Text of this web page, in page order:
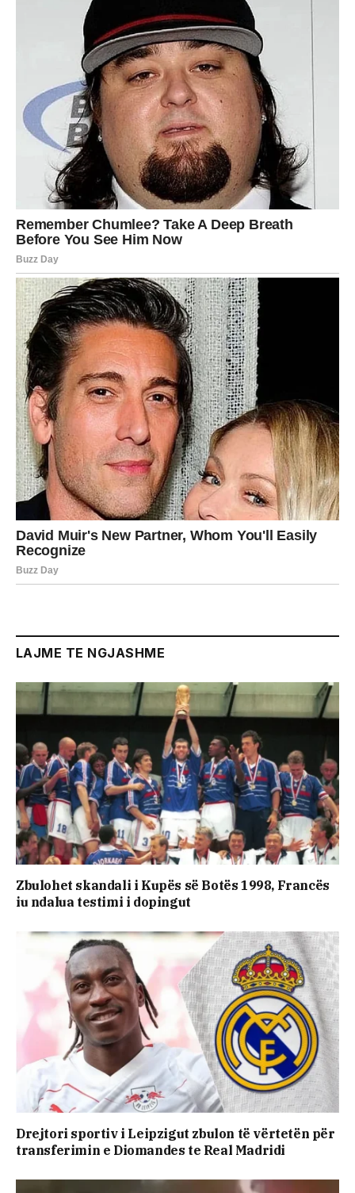
LAJME TE NGJASHME
Zbulohet skandali i Kupës së Botës 1998, Francës
iu ndalua testimi i dopingut
Drejtori sportiv i Leipzigut zbulon të vërtetën për
transferimin e Diomandes te Real Madridi